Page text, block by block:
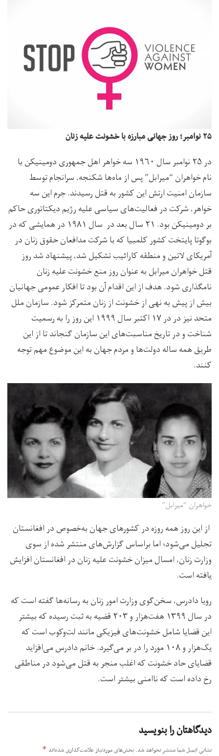
۲۵ نوامبر؛ روز جهانی مبارزه با خشونت علیه زنان
در ۲۵ نوامبر سال ۱۹۶۰ سه خواهر اهل جمهوری دومینیکن با
نام خواهران “میرابل” پس از ماه‌ها شکنجه، سرانجام توسط
سازمان امنیت ارتش این کشور به قتل رسیدند. جرم این سه
خواهر، شرکت در فعالیت‌های سیاسی علیه رژیم دیکتاتوری حاکم
بر دومینیکن بود. ۲۱ سال بعد در سال ۱۹۸۱ در همایشی که در
بوگوتا پایتخت کشور کلمبیا که با شرکت مدافعان حقوق زنان در
آمریکای لاتین و منطقه کارائیب تشکیل شد، پیشنهاد شد روز
قتل خواهران میرابل به عنوان روز منع خشونت علیه زنان
نامگذاری شود. هدف از این اقدام آن بود تا افکار عمومی جهانیان
بیش از پیش به نهی از خشونت از زنان متمرکز شود. سازمان ملل
متحد نیز در در ۱۷ اکتبر سال ۱۹۹۹ این روز را به رسمیت
شناخت و در تاریخ مناسبت‌های این سازمان گنجاند تا از این
طریق همه ساله دولت‌ها و مردم جهان به این موضوع مهم توجه
کنند.
خواهران “میرابل”
از این روز همه روزه در کشورهای جهان به‌خصوص در افغانستان
تجلیل می‌شود؛ اما براساس گزارش‌های منتشر شده از سوی
وزارت زنان، امسال میزان خشونت علیه زنان در افغانستان افزایش
یافته است.
رویا دادرس، سخن‌گوی وزارت امور زنان به رسانه‌ها گفته است که
در سال ۱۳۹۹ هفت‌هزار و ۲۰۳ قضیه به ثبت رسیده که بیشتر
این قضایا شامل خشونت‌های فیزیکی مانند لت‌وکوب است که
یک‌هزار و ۱۰۸ مورد را در بر می‌گیرد. خانم دادرس می‌افزاید
قضایای حاد خشونت که اغلب منجر به قتل می‌شود در مناطقی
رخ داده است که ناامنی بیشتر است.
دیدگاهتان را بنویسید
نشانی ایمیل شما منتشر نخواهد شد. بخش‌های موردنیاز علامت‌گذاری شده‌اند *